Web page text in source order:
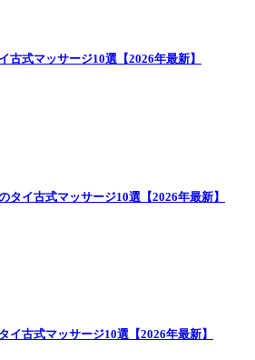
古式マッサージ10選【2026年最新】
タイ古式マッサージ10選【2026年最新】
イ古式マッサージ10選【2026年最新】